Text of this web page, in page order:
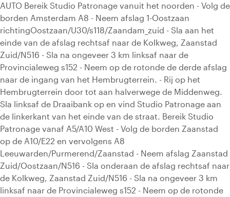
AUTO Bereik Studio Patronage vanuit het noorden - Volg de
borden Amsterdam A8 - Neem afslag 1-Oostzaan
richtingOostzaan/U30/s118/Zaandam_zuid - Sla aan het
einde van de afslag rechtsaf naar de Kolkweg, Zaanstad
Zuid/N516 - Sla na ongeveer 3 km linksaf naar de
Provincialeweg s152 - Neem op de rotonde de derde afslag
naar de ingang van het Hembrugterrein. - Rij op het
Hembrugterrein door tot aan halverwege de Middenweg.
Sla linksaf de Draaibank op en vind Studio Patronage aan
de linkerkant van het einde van de straat. Bereik Studio
Patronage vanaf A5/A10 West - Volg de borden Zaanstad
op de A10/E22 en vervolgens A8
Leeuwarden/Purmerend/Zaanstad - Neem afslag Zaanstad
Zuid/Oostzaan/N516 - Sla onderaan de afslag rechtsaf naar
de Kolkweg, Zaanstad Zuid/N516 - Sla na ongeveer 3 km
linksaf naar de Provincialeweg s152 - Neem op de rotonde